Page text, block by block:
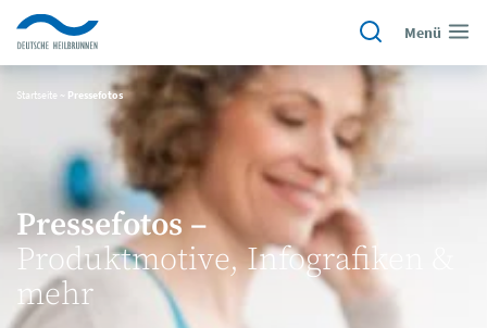
Menü
Startseite ~ Pressefotos
Pressefotos –
Produktmotive, Infografiken &
mehr